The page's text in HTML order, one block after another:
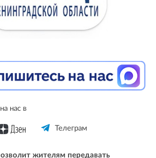
нас в
Телеграм
жителям передавать